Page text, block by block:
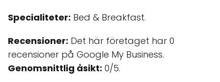
Specialiteter: Bed & Breakfast.
Recensioner: Det här företaget har 0
recensioner på Google My Business.
Genomsnittlig åsikt: 0/5.